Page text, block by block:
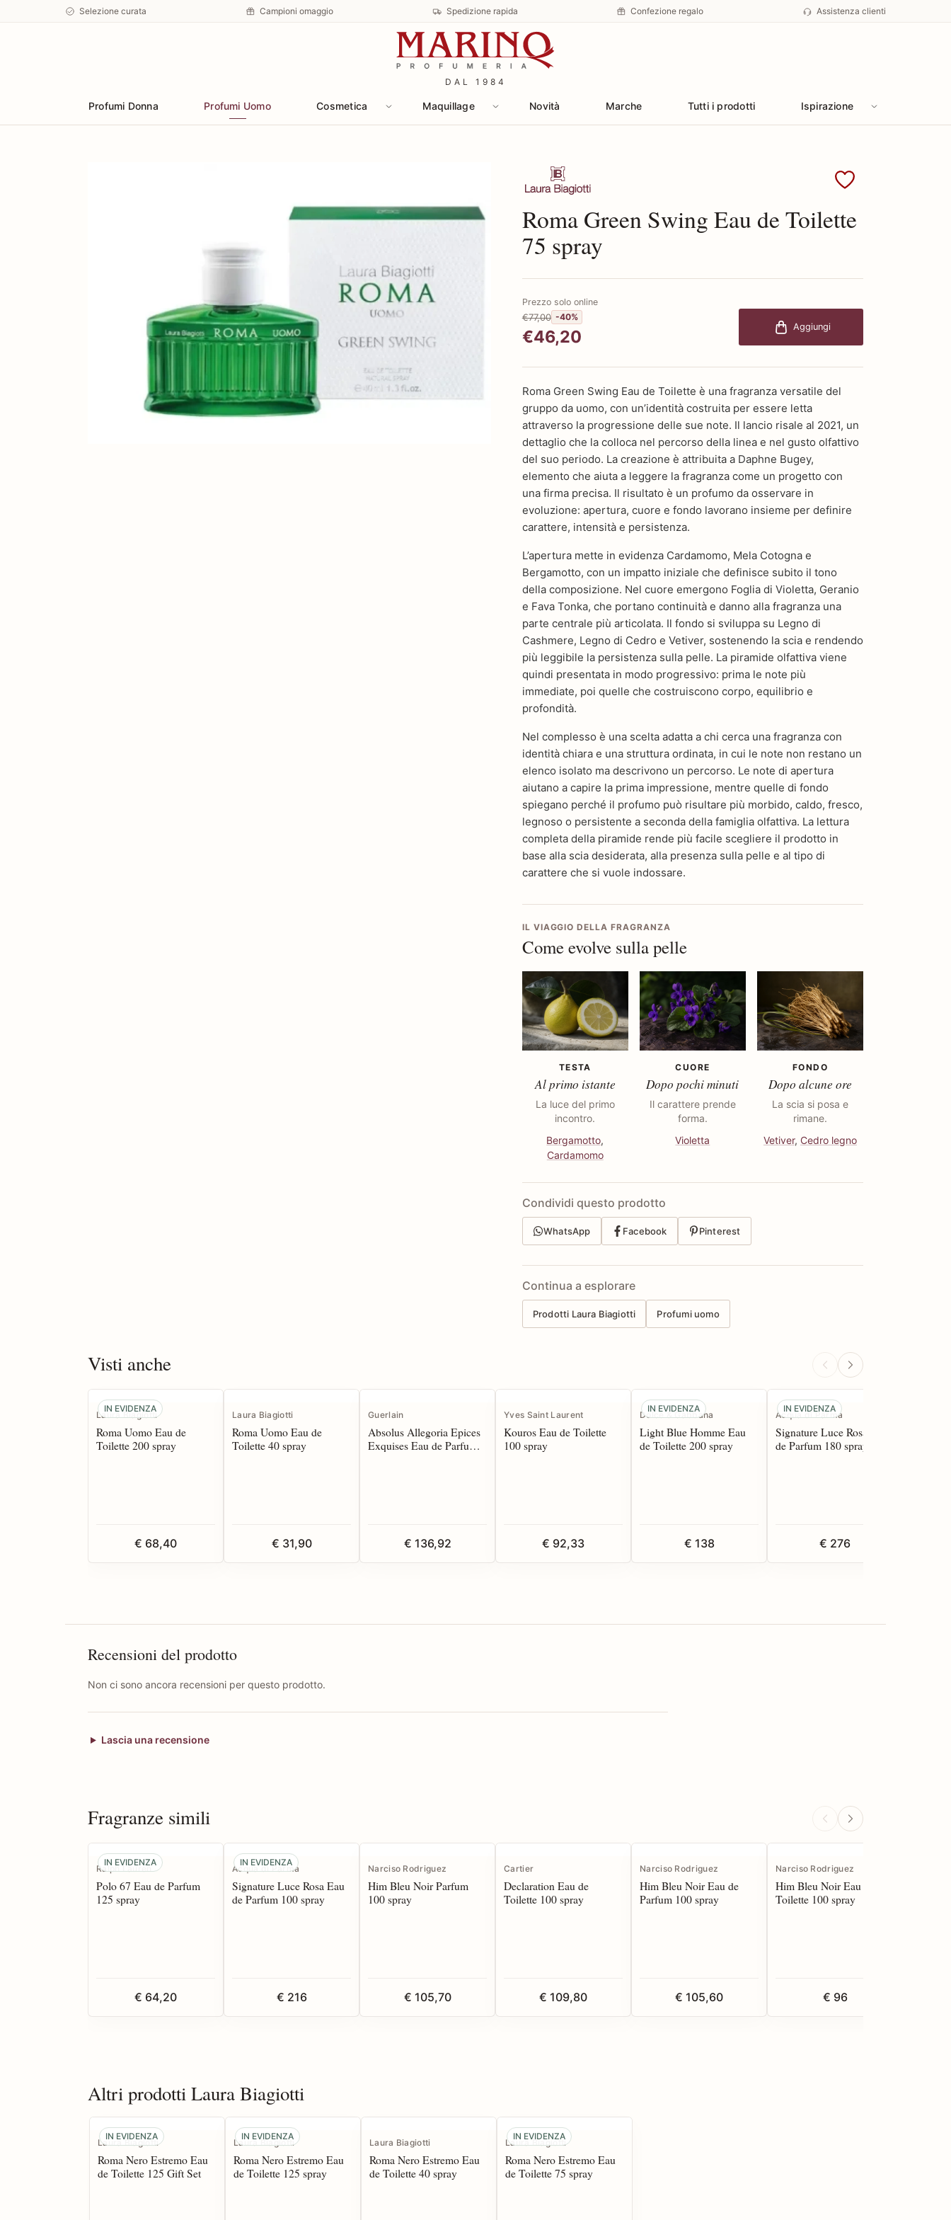
Selezione curata Campioni omaggio Spedizione rapida Confezione regalo Assistenza clienti
DAL 1984
Profumi Donna Profumi Uomo Cosmetica Maquillage Novità Marche Tutti i prodotti Ispirazione
Scopri i prodotti Laura Biagiotti
Roma Green Swing Eau de Toilette
75 spray
Prezzo solo online
€77,00 -40%
€46,20 Aggiungi
Roma Green Swing Eau de Toilette è una fragranza versatile del
gruppo da uomo, con un’identità costruita per essere letta
attraverso la progressione delle sue note. Il lancio risale al 2021, un
dettaglio che la colloca nel percorso della linea e nel gusto olfattivo
del suo periodo. La creazione è attribuita a Daphne Bugey,
elemento che aiuta a leggere la fragranza come un progetto con
una firma precisa. Il risultato è un profumo da osservare in
evoluzione: apertura, cuore e fondo lavorano insieme per definire
carattere, intensità e persistenza.
L’apertura mette in evidenza Cardamomo, Mela Cotogna e
Bergamotto, con un impatto iniziale che definisce subito il tono
della composizione. Nel cuore emergono Foglia di Violetta, Geranio
e Fava Tonka, che portano continuità e danno alla fragranza una
parte centrale più articolata. Il fondo si sviluppa su Legno di
Cashmere, Legno di Cedro e Vetiver, sostenendo la scia e rendendo
più leggibile la persistenza sulla pelle. La piramide olfattiva viene
quindi presentata in modo progressivo: prima le note più
immediate, poi quelle che costruiscono corpo, equilibrio e
profondità.
Nel complesso è una scelta adatta a chi cerca una fragranza con
identità chiara e una struttura ordinata, in cui le note non restano un
elenco isolato ma descrivono un percorso. Le note di apertura
aiutano a capire la prima impressione, mentre quelle di fondo
spiegano perché il profumo può risultare più morbido, caldo, fresco,
legnoso o persistente a seconda della famiglia olfattiva. La lettura
completa della piramide rende più facile scegliere il prodotto in
base alla scia desiderata, alla presenza sulla pelle e al tipo di
carattere che si vuole indossare.
IL VIAGGIO DELLA FRAGRANZA
Come evolve sulla pelle
TESTA
Al primo istante
La luce del primo
incontro.
Bergamotto,
Cardamomo
CUORE
Dopo pochi minuti
Il carattere prende
forma.
Violetta
FONDO
Dopo alcune ore
La scia si posa e
rimane.
Vetiver, Cedro legno
Condividi questo prodotto
WhatsApp Facebook Pinterest
Continua a esplorare
Prodotti Laura Biagiotti Profumi uomo
Visti anche
IN EVIDENZA
Laura Biagiotti
Roma Uomo Eau de
Toilette 200 spray
€ 68,40
Laura Biagiotti
Roma Uomo Eau de
Toilette 40 spray
€ 31,90
Guerlain
Absolus Allegoria Epices
Exquises Eau de Parfum
€ 136,92
Yves Saint Laurent
Kouros Eau de Toilette
100 spray
€ 92,33
IN EVIDENZA
Dolce & Gabbana
Light Blue Homme Eau
de Toilette 200 spray
€ 138
IN EVIDENZA
Acqua di Parma
Signature Luce Rosa Eau
de Parfum 180 spray
€ 276
Recensioni del prodotto
Non ci sono ancora recensioni per questo prodotto.
Lascia una recensione
Fragranze simili
IN EVIDENZA
Ralph Lauren
Polo 67 Eau de Parfum
125 spray
€ 64,20
IN EVIDENZA
Acqua di Parma
Signature Luce Rosa Eau
de Parfum 100 spray
€ 216
Narciso Rodriguez
Him Bleu Noir Parfum
100 spray
€ 105,70
Cartier
Declaration Eau de
Toilette 100 spray
€ 109,80
Narciso Rodriguez
Him Bleu Noir Eau de
Parfum 100 spray
€ 105,60
Narciso Rodriguez
Him Bleu Noir Eau de
Toilette 100 spray
€ 96
Altri prodotti Laura Biagiotti
IN EVIDENZA
Laura Biagiotti
Roma Nero Estremo Eau
de Toilette 125 Gift Set
IN EVIDENZA
Laura Biagiotti
Roma Nero Estremo Eau
de Toilette 125 spray
Laura Biagiotti
Roma Nero Estremo Eau
de Toilette 40 spray
IN EVIDENZA
Laura Biagiotti
Roma Nero Estremo Eau
de Toilette 75 spray